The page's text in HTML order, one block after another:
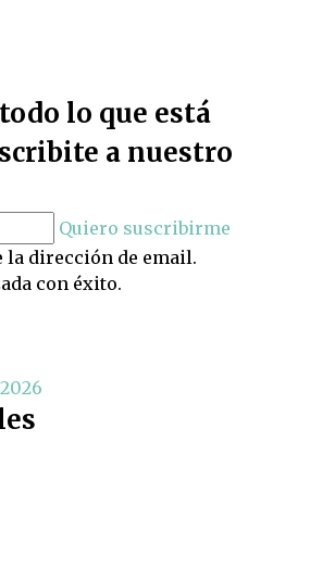
lo que está
a nuestro
Quiero suscribirme
dirección de email.
con éxito.